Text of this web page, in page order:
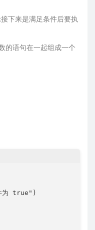
接下来是满足条件后要执
的语句在一起组成一个
true")